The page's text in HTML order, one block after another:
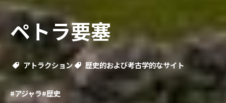
ペトラ要塞
アトラクション 歴史的および考古学的なサイト
#アジャラ#歴史